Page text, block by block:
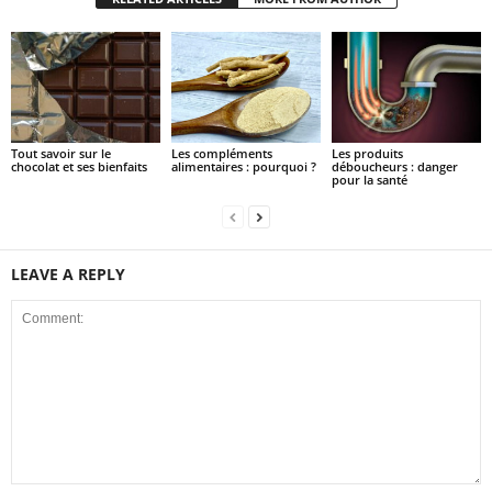
Tout savoir sur le
chocolat et ses bienfaits
Les compléments
alimentaires : pourquoi ?
Les produits
déboucheurs : danger
pour la santé
LEAVE A REPLY